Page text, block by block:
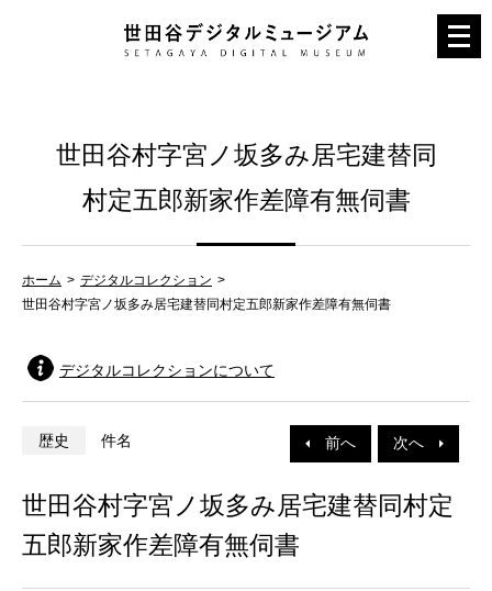
メ
ニ
世田谷村字宮ノ坂多み居宅建替同
村定五郎新家作差障有無伺書
ホーム
デジタルコレクション
世田谷村字宮ノ坂多み居宅建替同村定五郎新家作差障有無伺書
デジタルコレクションについて
前へ 次へ
歴史 件名
世田谷村字宮ノ坂多み居宅建替同村定
五郎新家作差障有無伺書